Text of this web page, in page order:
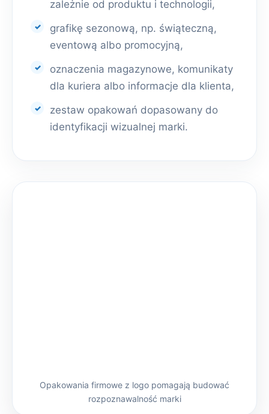
zależnie od produktu i technologii,
grafikę sezonową, np. świąteczną,
eventową albo promocyjną,
oznaczenia magazynowe, komunikaty
dla kuriera albo informacje dla klienta,
zestaw opakowań dopasowany do
identyfikacji wizualnej marki.
Opakowania firmowe z logo pomagają budować
rozpoznawalność marki